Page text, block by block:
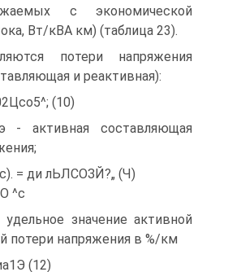
с экономической
Вт/кВА км) (таблица 23).
потери напряжения
и реактивная):
(10)
- активная составляющая
= ди лЬЛСОЗЙ?„ (Ч)
^с
значение активной
потери напряжения в %/км
(12)